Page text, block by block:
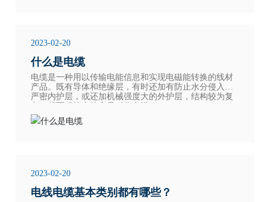
2023-02-20
什么是电缆
电缆是一种用以传输电能信息和实现电磁能转换的线材
产品。既有导体和绝缘层，有时还加有防止水分侵入的
严密内护层，或还加机械强度大的外护层，结构较为复
2023-02-20
电线电缆基本类别都有哪些？